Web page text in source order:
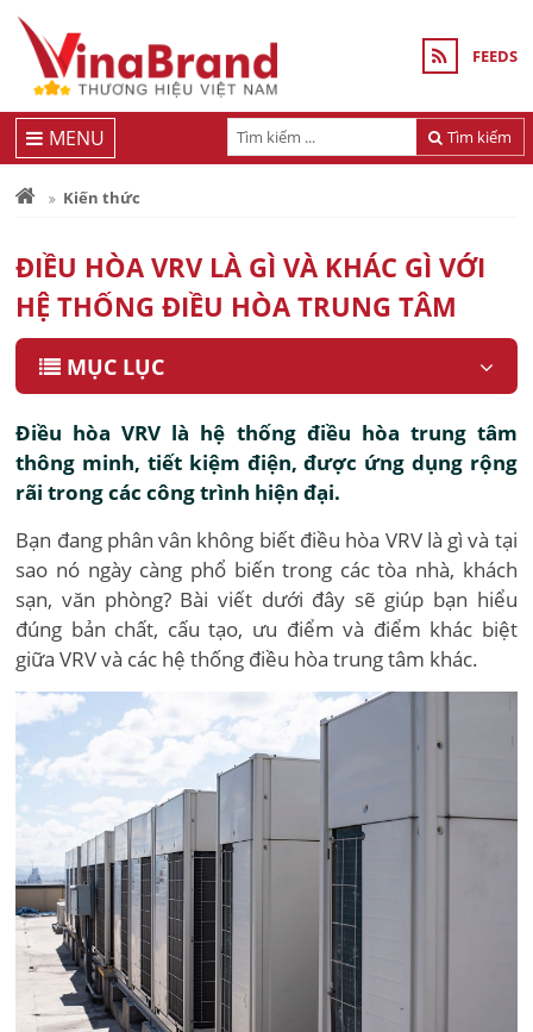
FEEDS
Tìm kiếm
MENU
Kiến thức
ĐIỀU HÒA VRV LÀ GÌ VÀ KHÁC GÌ VỚI
HỆ THỐNG ĐIỀU HÒA TRUNG TÂM
MỤC LỤC
Điều hòa VRV là hệ thống điều hòa trung tâm
thông minh, tiết kiệm điện, được ứng dụng rộng
rãi trong các công trình hiện đại.
Bạn đang phân vân không biết điều hòa VRV là gì và tại
sao nó ngày càng phổ biến trong các tòa nhà, khách
sạn, văn phòng? Bài viết dưới đây sẽ giúp bạn hiểu
đúng bản chất, cấu tạo, ưu điểm và điểm khác biệt
giữa VRV và các hệ thống điều hòa trung tâm khác.